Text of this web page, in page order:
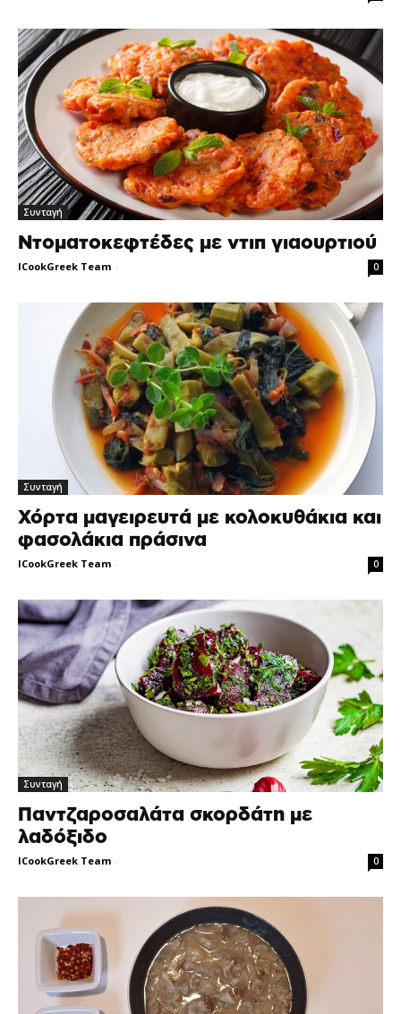
Συνταγή
Ντοματοκεφτέδες με ντιπ γιαουρτιού
ICookGreek Team - 0
Συνταγή
Χόρτα μαγειρευτά με κολοκυθάκια και
φασολάκια πράσινα
ICookGreek Team - 0
Συνταγή
Παντζαροσαλάτα σκορδάτη με
λαδόξιδο
ICookGreek Team - 0